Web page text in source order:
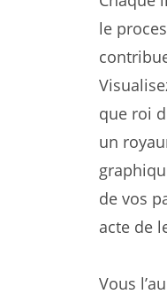
le
que roi
un
de vos
acte de
Vous